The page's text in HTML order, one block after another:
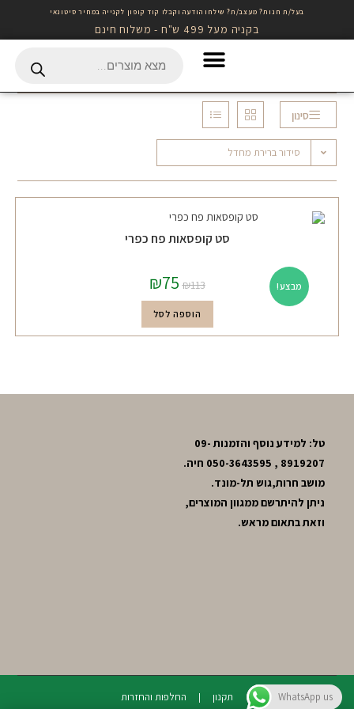
בעל/ת חנות? מעצב/ת? שילחו הודעה וקבלו קוד קופון לקנייה במחיר סיטונאי
בקניה מעל 499 ש"ח - משלוח חינם
סינון
סידור ברירת מחדל
מבצע!
סט קופסאות פח כפרי
₪113
₪75
הוספה לסל
טל: למידע נוסף והזמנות 09-
8919207 , 050-3643595 חיה.
מושב חרות,גוש תל-מונד.
ניתן להיתרשם ממגוון המוצרים,
וזאת בתאום מראש.
תקנון החלפות והחזרות WhatsApp us